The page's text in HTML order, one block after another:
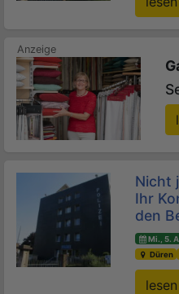
Nicht
Ihr
den
Mi., 5.
Düren